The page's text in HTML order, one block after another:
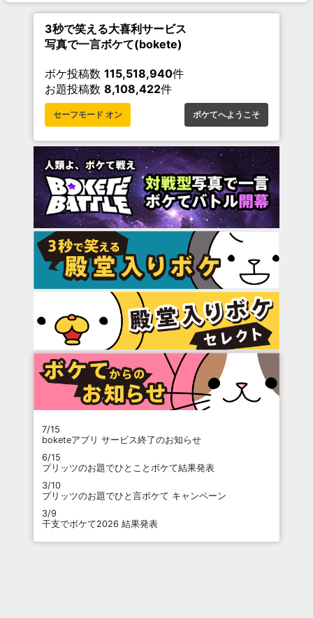
3秒で笑える大喜利サービス
写真で一言ボケて(bokete)
ボケ投稿数 115,518,940件
お題投稿数 8,108,422件
セーフモード オン ボケてへようこそ
7/15
boketeアプリ サービス終了のお知らせ
6/15
プリッツのお題でひとことボケて結果発表
3/10
プリッツのお題でひと言ボケて キャンペーン
3/9
干支でボケて2026 結果発表